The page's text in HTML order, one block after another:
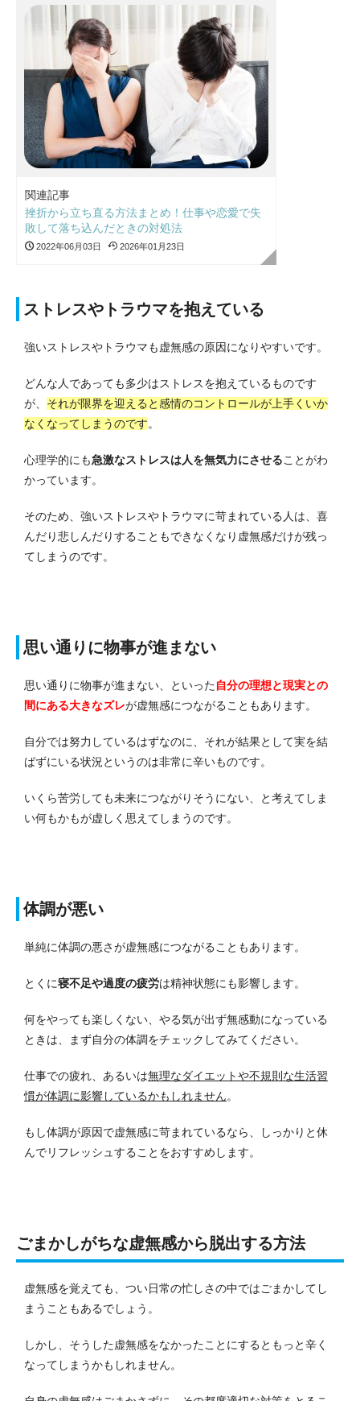
関連記事
挫折から立ち直る方法まとめ！仕事や恋愛で失
敗して落ち込んだときの対処法
2022年06月03日 2026年01月23日
ストレスやトラウマを抱えている
強いストレスやトラウマも虚無感の原因になりやすいです。
どんな人であっても多少はストレスを抱えているものです
が、 それが限界を迎えると感情のコントロールが上手くいか
なくなってしまうのです。
心理学的にも急激なストレスは人を無気力にさせることがわ
かっています。
そのため、強いストレスやトラウマに苛まれている人は、喜
んだり悲しんだりすることもできなくなり虚無感だけが残っ
てしまうのです。
思い通りに物事が進まない
思い通りに物事が進まない、といった自分の理想と現実との
間にある大きなズレが虚無感につながることもあります。
自分では努力しているはずなのに、それが結果として実を結
ばずにいる状況というのは非常に辛いものです。
いくら苦労しても未来につながりそうにない、と考えてしま
い何もかもが虚しく思えてしまうのです。
体調が悪い
単純に体調の悪さが虚無感につながることもあります。
とくに寝不足や過度の疲労は精神状態にも影響します。
何をやっても楽しくない、やる気が出ず無感動になっている
ときは、まず自分の体調をチェックしてみてください。
仕事での疲れ、あるいは無理なダイエットや不規則な生活習
慣が体調に影響しているかもしれません。
もし体調が原因で虚無感に苛まれているなら、しっかりと休
んでリフレッシュすることをおすすめします。
ごまかしがちな虚無感から脱出する方法
虚無感を覚えても、つい日常の忙しさの中ではごまかしてし
まうこともあるでしょう。
しかし、そうした虚無感をなかったことにするともっと辛く
なってしまうかもしれません。